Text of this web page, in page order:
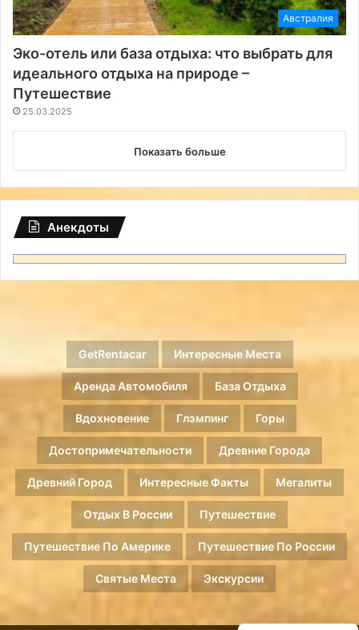
Австралия
Эко-отель или база отдыха: что выбрать для
идеального отдыха на природе –
Путешествие
25.03.2025
Показать больше
Анекдоты
GetRentacar Интересные Места
Аренда Автомобиля База Отдыха
Вдохновение Глэмпинг Горы
Достопримечательности Древние Города
Древний Город Интересные Факты Мегалиты
Отдых В России Путешествие
Путешествие По Америке Путешествие По России
Святые Места Экскурсии